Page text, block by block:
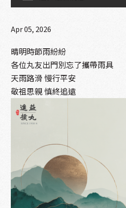
聯絡我們
Apr 05, 2026
晴明時節雨紛紛
各位丸友出門別忘了攜帶雨具
天雨路滑 慢行平安
敬祖思親 慎終追遠